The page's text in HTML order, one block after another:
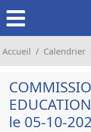
Accueil Calendrier
le 05-10-